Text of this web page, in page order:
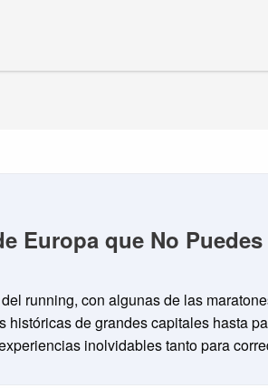
Europa que No
running, con algunas de las
históricas de grandes capitales hasta
inolvidables tanto para